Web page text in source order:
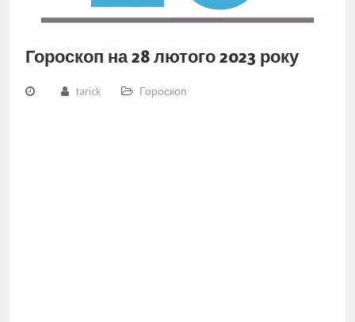
Гороскоп на 28 лютого 2023 року
tarick Гороскоп